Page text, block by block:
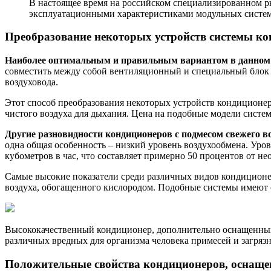
В настоящее время на российском
эксплуатационными характеристиками модульных
Преобразование некоторых устройств системы
Наиболее оптимальным и правильным вариантом в данном
совместить между собой вентиляционный и специальный
воздуховода.
Этот способ преобразования некоторых устройств
чистого воздуха для дыхания. Цена на подобные модели
Другие разновидности кондиционеров с подмесом
одна общая особенность – низкий уровень воздухообмена.
кубометров в час, что составляет примерно 50 процентов от
Самые высокие показатели среди различных видов
воздуха, обогащенного кислородом. Подобные системы
Высококачественный кондиционер, дополнительно
различных вредных для организма человека примесей и
Положительные свойства кондиционеров,